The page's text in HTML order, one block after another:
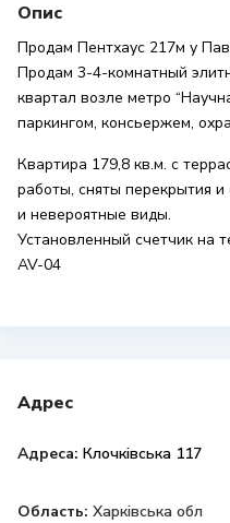
Опис
Продам Пентхаус 217м у
Продам 3-4-комнатный
квартал возле метро
паркингом, консьержем,
Квартира 179,8 кв.м. с
работы, сняты перекрытия
и невероятные виды.
Установленный счетчик на
AV-04
Адрес
Адреса: Клочківська 117
Область: Харківська обл